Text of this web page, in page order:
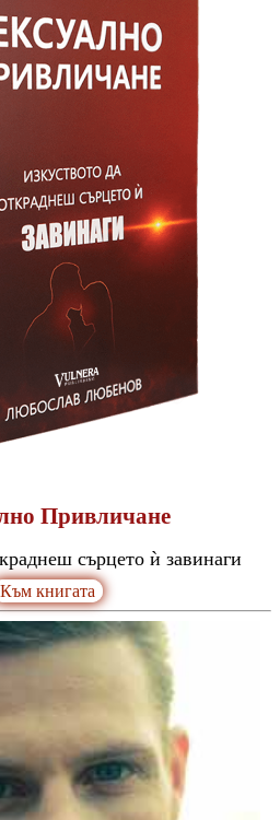
Привличане
сърцето ѝ завинаги
Към книгата